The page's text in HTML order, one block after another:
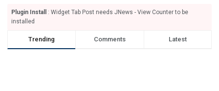
Plugin Install
: Widget Tab Post needs JNews - View Counter to be
installed
Trending Comments Latest